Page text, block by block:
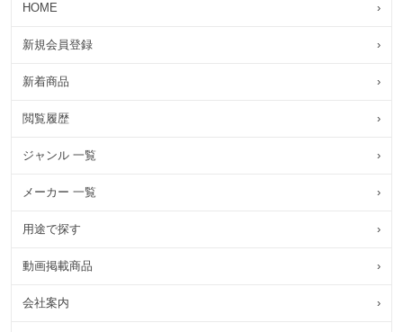
HOME ›
新規会員登録 ›
新着商品 ›
閲覧履歴 ›
ジャンル 一覧 ›
メーカー 一覧 ›
用途で探す ›
動画掲載商品 ›
会社案内 ›